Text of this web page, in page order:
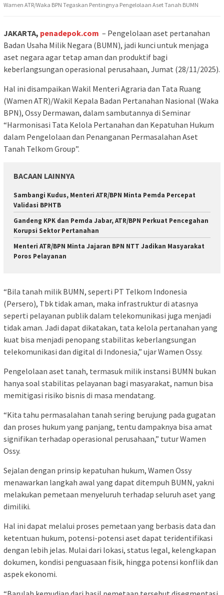
Wamen ATR/Waka BPN Tegaskan Pentingnya Pengelolaan Aset Tanah BUMN
JAKARTA, penadepok.com – Pengelolaan aset pertanahan
Badan Usaha Milik Negara (BUMN), jadi kunci untuk menjaga
aset negara agar tetap aman dan produktif bagi
keberlangsungan operasional perusahaan, Jumat (28/11/2025).
Hal ini disampaikan Wakil Menteri Agraria dan Tata Ruang
(Wamen ATR)/Wakil Kepala Badan Pertanahan Nasional (Waka
BPN), Ossy Dermawan, dalam sambutannya di Seminar
“Harmonisasi Tata Kelola Pertanahan dan Kepatuhan Hukum
dalam Pengelolaan dan Penanganan Permasalahan Aset
Tanah Telkom Group”.
BACAAN LAINNYA
Sambangi Kudus, Menteri ATR/BPN Minta Pemda Percepat
Validasi BPHTB
Gandeng KPK dan Pemda Jabar, ATR/BPN Perkuat Pencegahan
Korupsi Sektor Pertanahan
Menteri ATR/BPN Minta Jajaran BPN NTT Jadikan Masyarakat
Poros Pelayanan
“Bila tanah milik BUMN, seperti PT Telkom Indonesia
(Persero), Tbk tidak aman, maka infrastruktur di atasnya
seperti pelayanan publik dalam telekomunikasi juga menjadi
tidak aman. Jadi dapat dikatakan, tata kelola pertanahan yang
kuat bisa menjadi penopang stabilitas keberlangsungan
telekomunikasi dan digital di Indonesia,” ujar Wamen Ossy.
Pengelolaan aset tanah, termasuk milik instansi BUMN bukan
hanya soal stabilitas pelayanan bagi masyarakat, namun bisa
memitigasi risiko bisnis di masa mendatang.
“Kita tahu permasalahan tanah sering berujung pada gugatan
dan proses hukum yang panjang, tentu dampaknya bisa amat
signifikan terhadap operasional perusahaan,” tutur Wamen
Ossy.
Sejalan dengan prinsip kepatuhan hukum, Wamen Ossy
menawarkan langkah awal yang dapat ditempuh BUMN, yakni
melakukan pemetaan menyeluruh terhadap seluruh aset yang
dimiliki.
Hal ini dapat melalui proses pemetaan yang berbasis data dan
ketentuan hukum, potensi-potensi aset dapat teridentifikasi
dengan lebih jelas. Mulai dari lokasi, status legal, kelengkapan
dokumen, kondisi penguasaan fisik, hingga potensi konflik dan
aspek ekonomi.